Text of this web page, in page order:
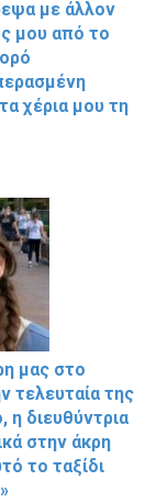
με άλλον
μου από το
χέρια μου τη
μας στο
τελευταία της
η διευθύντρια
στην άκρη
το ταξίδι